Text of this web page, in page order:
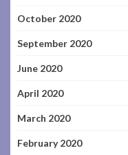
October 2020
September 2020
June 2020
April 2020
March 2020
February 2020